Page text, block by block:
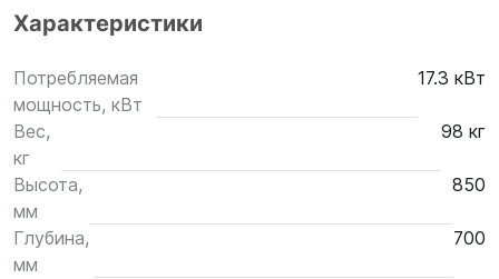
Характеристики
Потребляемая
мощность, кВт
17.3 кВт
Вес,
кг
98 кг
Высота,
мм
850
Глубина,
мм
700